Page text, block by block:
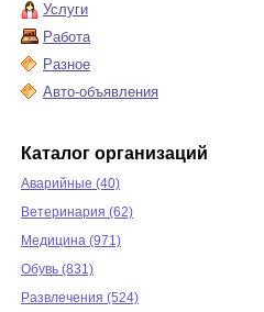
Услуги
Работа
Разное
Авто-объявления
Каталог организаций
Аварийные (40)
Ветеринария (62)
Медицина (971)
Обувь (831)
Развлечения (524)